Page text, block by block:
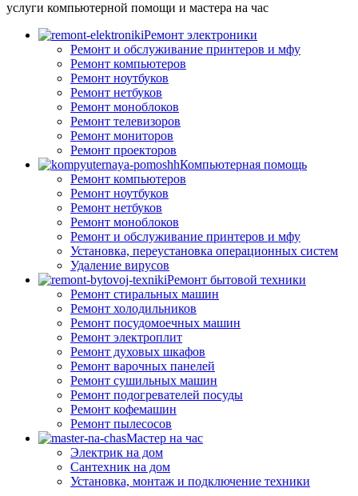
услуги компьютерной помощи и мастера на час
Ремонт электроники
Ремонт и обслуживание принтеров и мфу
Ремонт компьютеров
Ремонт ноутбуков
Ремонт нетбуков
Ремонт моноблоков
Ремонт телевизоров
Ремонт мониторов
Ремонт проекторов
Компьютерная помощь
Ремонт компьютеров
Ремонт ноутбуков
Ремонт нетбуков
Ремонт моноблоков
Ремонт и обслуживание принтеров и мфу
Установка, переустановка операционных систем
Удаление вирусов
Ремонт бытовой техники
Ремонт стиральных машин
Ремонт холодильников
Ремонт посудомоечных машин
Ремонт электроплит
Ремонт духовых шкафов
Ремонт варочных панелей
Ремонт сушильных машин
Ремонт подогревателей посуды
Ремонт кофемашин
Ремонт пылесосов
Мастер на час
Электрик на дом
Сантехник на дом
Установка, монтаж и подключение техники